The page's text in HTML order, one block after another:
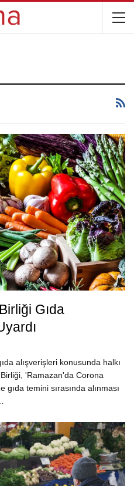
Gıda
alışverişleri konusunda halkı
'Ramazan'da Corona
gıda temini sırasında alınması